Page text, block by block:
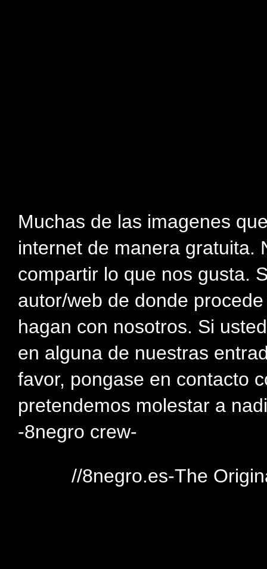
Muchas de las imagenes
internet de manera gratuita.
compartir lo que nos gusta.
autor/web de donde
hagan con nosotros. Si
en alguna de nuestras
favor, pongase en contacto
pretendemos molestar a
-8negro crew-
//8negro.es-The